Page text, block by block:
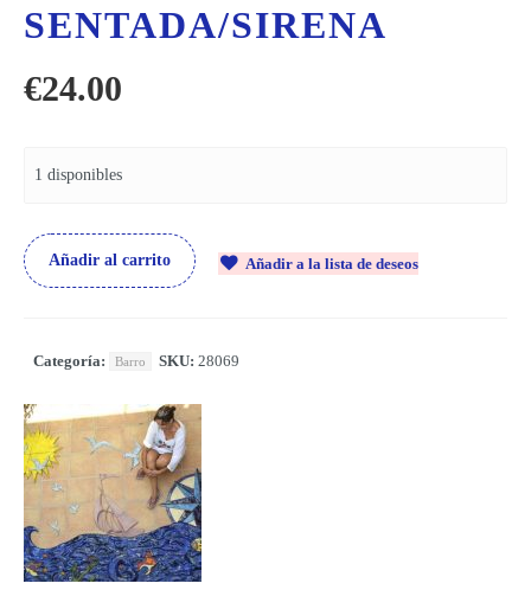
SENTADA/SIRENA
€24.00
1 disponibles
Añadir al carrito Añadir a la lista de deseos
Categoría: Barro SKU: 28069